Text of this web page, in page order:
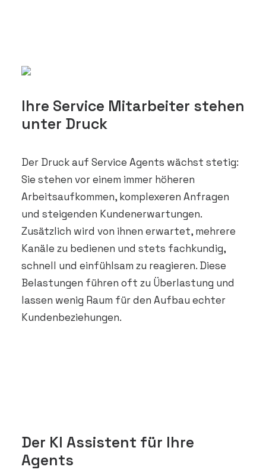
Ihre Service Mitarbeiter stehen
unter Druck
Der Druck auf Service Agents wächst stetig:
Sie stehen vor einem immer höheren
Arbeitsaufkommen, komplexeren Anfragen
und steigenden Kundenerwartungen.
Zusätzlich wird von ihnen erwartet, mehrere
Kanäle zu bedienen und stets fachkundig,
schnell und einfühlsam zu reagieren. Diese
Belastungen führen oft zu Überlastung und
lassen wenig Raum für den Aufbau echter
Kundenbeziehungen.
Der KI Assistent für Ihre
Agents